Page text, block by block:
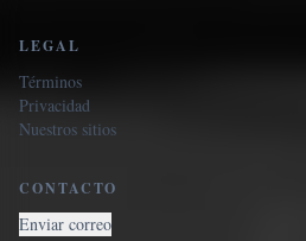
LEGAL
Términos
Privacidad
Nuestros sitios
CONTACTO
Enviar correo